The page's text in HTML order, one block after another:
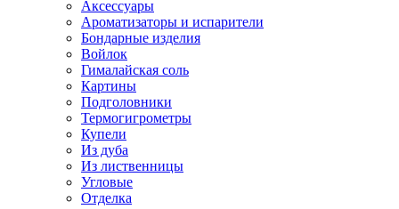
Аксессуары
Ароматизаторы и испарители
Бондарные изделия
Войлок
Гималайская соль
Картины
Подголовники
Термогигрометры
Купели
Из дуба
Из лиственницы
Угловые
Отделка